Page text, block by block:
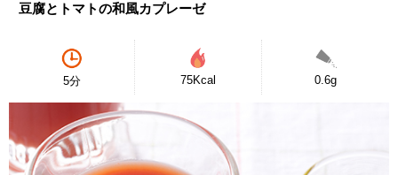
豆腐とトマトの和風カプレーゼ
5分 75Kcal 0.6g